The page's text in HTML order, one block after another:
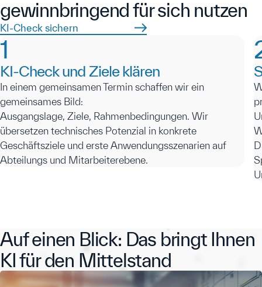
gewinnbringend für sich nutzen
KI-Check sichern
1
KI-Check und Ziele klären
In einem gemeinsamen Termin schaffen wir ein
gemeinsames Bild:
Ausgangslage, Ziele, Rahmenbedingungen. Wir
übersetzen technisches Potenzial in konkrete
Geschäftsziele und erste Anwendungsszenarien auf
Abteilungs und Mitarbeiterebene.
Auf einen Blick: Das bringt Ihnen
KI für den Mittelstand